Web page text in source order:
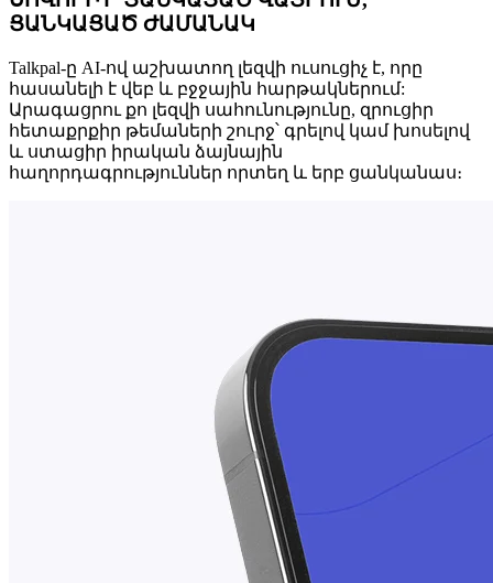
ՑԱՆԿԱՑԱԾ ԺԱՄԱՆԱԿ
Talkpal-ը AI-ով աշխատող լեզվի ուսուցիչ է, որը
հասանելի է վեբ և բջջային հարթակներում:
Արագացրու քո լեզվի սահունությունը, զրուցիր
հետաքրքիր թեմաների շուրջ՝ գրելով կամ խոսելով
և ստացիր իրական ձայնային
հաղորդագրություններ որտեղ և երբ ցանկանաս։